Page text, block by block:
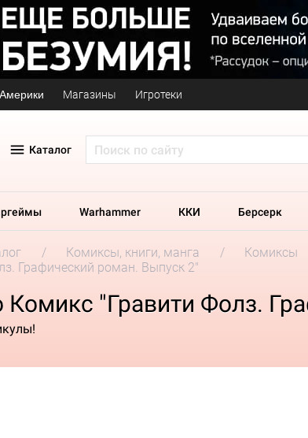
Магазины Игротеки
Каталог
Warhammer ККИ Берсерк
Комиксы, книги, манга Комиксы
Графический роман. Выпуск 2"
"Гравити Фолз.